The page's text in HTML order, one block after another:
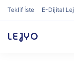
Teklif İste E-Dijital
LEJYO